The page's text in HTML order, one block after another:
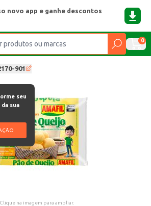
novo app e ganhe descontos
0
901
seu
sua
Clique na imagem para ampliar.